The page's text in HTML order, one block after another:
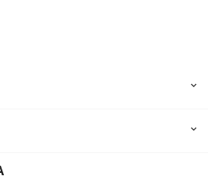

